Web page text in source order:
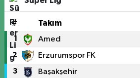
# Takım
1 Amed
2 Erzurumspor FK
3 Başakşehir